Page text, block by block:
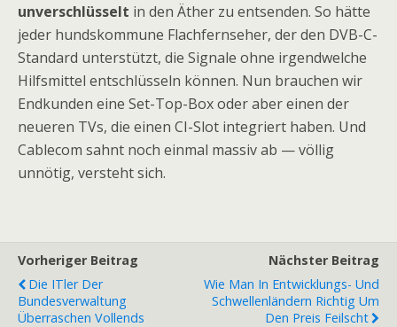
unverschlüsselt in den Äther zu entsenden. So hätte
jeder hundskommune Flachfernseher, der den DVB-C-
Standard unterstützt, die Signale ohne irgendwelche
Hilfsmittel entschlüsseln können. Nun brauchen wir
Endkunden eine Set-Top-Box oder aber einen der
neueren TVs, die einen CI-Slot integriert haben. Und
Cablecom sahnt noch einmal massiv ab — völlig
unnötig, versteht sich.
Vorheriger Beitrag
Die ITler Der
Bundesverwaltung
Überraschen Vollends
Nächster Beitrag
Wie Man In Entwicklungs- Und
Schwellenländern Richtig Um
Den Preis Feilscht